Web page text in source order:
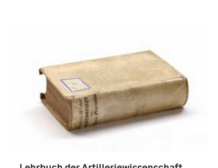
boek (3)